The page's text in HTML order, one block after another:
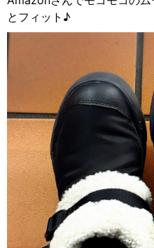
とフィット♪